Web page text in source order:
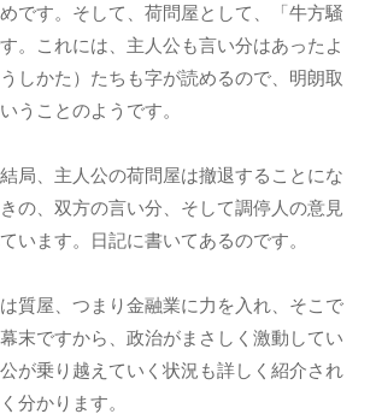
です。そして、荷問屋として、「牛方騒
。これには、主人公も言い分はあったよ
しかた）たちも字が読めるので、明朗取
うことのようです。
局、主人公の荷問屋は撤退することにな
の、双方の言い分、そして調停人の意見
います。日記に書いてあるのです。
質屋、つまり金融業に力を入れ、そこで
末ですから、政治がまさしく激動してい
が乗り越えていく状況も詳しく紹介され
分かります。